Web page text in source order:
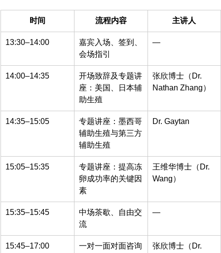
时间 流程内容 主讲人
13:30–14:00
嘉宾入场、签到、
会场指引
—
14:00–14:35
开场致辞及专题讲
座：美国、日本辅
助生殖
张欣博士（Dr.
Nathan Zhang）
14:35–15:05
专题讲座：墨西哥
辅助生殖与第三方
辅助生殖
Dr. Gaytan
15:05–15:35
专题讲座：提高冻
卵成功率的关键因
素
王维华博士（Dr.
Wang）
15:35–15:45
中场茶歇、自由交
流
—
15:45–17:00 一对一面对面咨询 张欣博士（Dr.